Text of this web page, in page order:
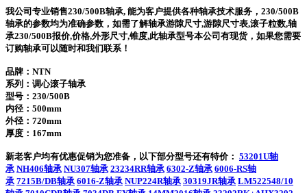
我公司专业销售230/500B轴承, 能为客户提供各种轴承技术服务，230/500B
轴承的参数均为准确参数，如需了解轴承游隙尺寸,游隙尺寸表,滚子粒数,轴
承230/500B报价,价格,外形尺寸,锥度,此轴承型号本公司有现货，如果您需要
订购轴承可以随时和我们联系！
品牌：NTN
系列：调心滚子轴承
型号： 230/500B
内径：500mm
外径：720mm
厚度：167mm
新老客户均有优惠促销为您准备，以下部分型号还有特价： 53201U轴
承 NH406轴承 NU307轴承 23234RR轴承 6302-Z轴承 6006-RS轴
承 7215B/DB轴承 6016-Z轴承 NUP224R轴承 30319JR轴承 LM522548/10